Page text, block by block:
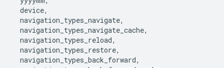
device,
navigation_types_navigate,
navigation_types_navigate_cache,
navigation_types_reload,
navigation_types_restore,
navigation_types_back_forward,